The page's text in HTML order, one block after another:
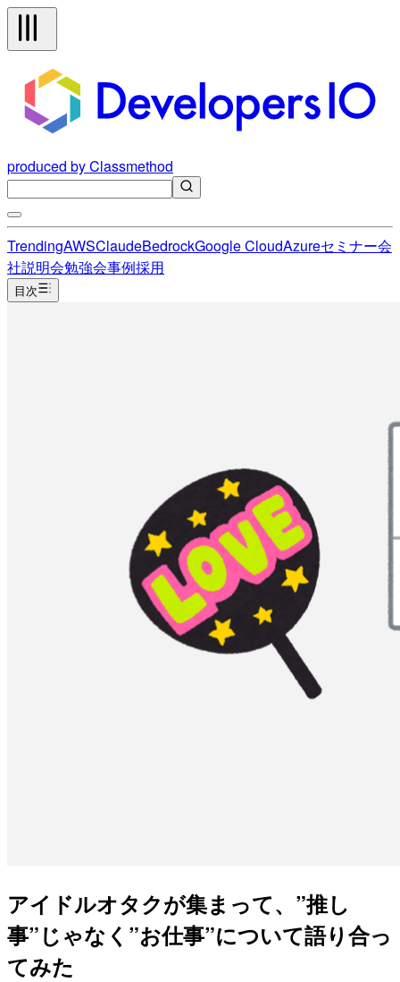
produced by Classmethod
TrendingAWSClaudeBedrockGoogle CloudAzureセミナー会
社説明会勉強会事例採用
目次
アイドルオタクが集まって、”推し
事”じゃなく”お仕事”について語り合っ
てみた